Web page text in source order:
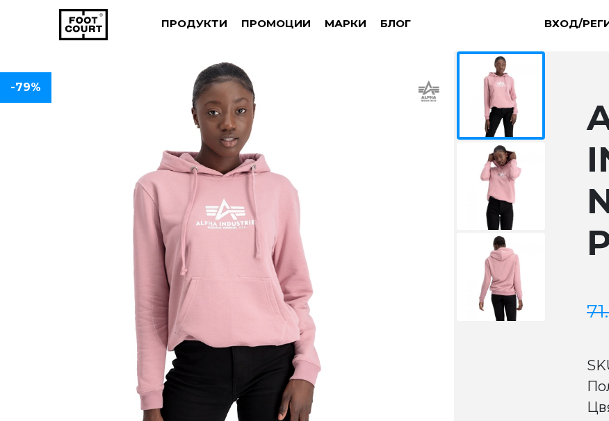
ПРОДУКТИ ПРОМОЦИИ МАРКИ БЛОГ ВХОД/
-79%